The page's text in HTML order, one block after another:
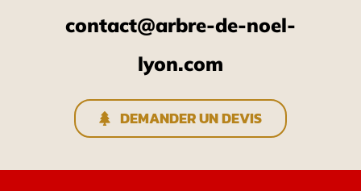
contact@arbre-de-noel-
lyon.com
DEMANDER UN DEVIS